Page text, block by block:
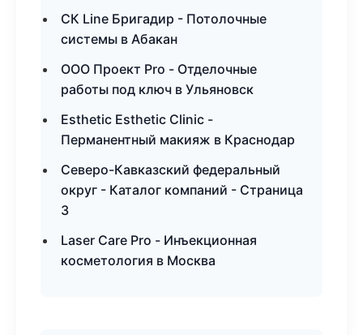
СК Line Бригадир - Потолочные
системы в Абакан
ООО Проект Pro - Отделочные
работы под ключ в Ульяновск
Esthetic Esthetic Clinic -
Перманентный макияж в Краснодар
Северо-Кавказский федеральный
округ - Каталог компаний - Страница
3
Laser Care Pro - Инъекционная
косметология в Москва